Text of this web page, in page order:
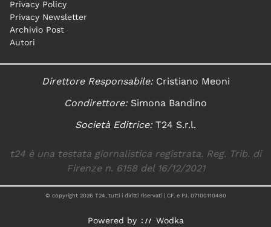
Privacy Policy
Privacy Newsletter
Archivio Post
Autori
Direttore Responsabile:Cristiano Meoni
Condirettore:Simona Bandino
Società Editrice:T24 S.r.l.
t24 è una testata giornalistica registrata. Reg. Trib. di
Firenze n. 6158 del 16/12/2021
© copyright 2026 T24, tutti i diritti riservati | CF. e P.I. 07100110480
Powered by Wodka